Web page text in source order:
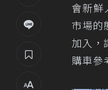
會新鮮
市場的
加入，
購車參